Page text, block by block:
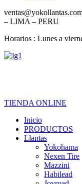
– LIMA – PERU
Horarios : Lunes a
TIENDA ONLINE
Inicio
PRODUCTOS
Llantas
Yokohama
Nexen Tire
Mazzini
Habilead